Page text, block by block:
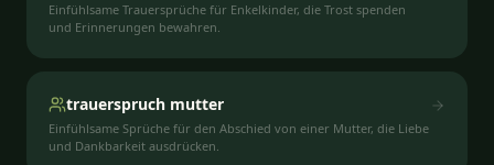
Einfühlsame Trauersprüche für Enkelkinder, die Trost spenden
und Erinnerungen bewahren.
trauerspruch mutter
Einfühlsame Sprüche für den Abschied von einer Mutter, die Liebe
und Dankbarkeit ausdrücken.